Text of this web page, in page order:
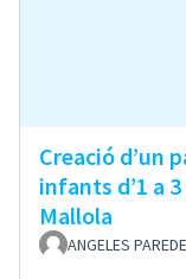
Creació d’un
infants d’1 a
Mallola
ANGELES